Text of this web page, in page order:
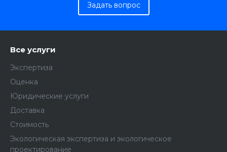
Задать вопрос
Все услуги
Экспертиза
Оценка
Юридические услуги
Доставка
Стоимость
Экологическая экспертиза и экологическое
проектирование